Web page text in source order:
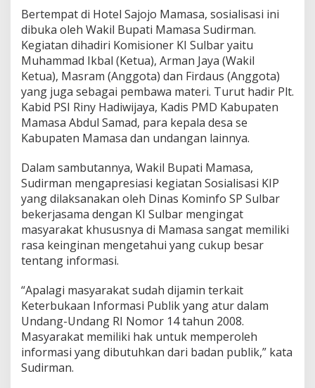
i
K
I
P
d
i
M
a
m
s
,
D
o
o
n
g
b
e
n
t
u
k
Bertempat di Hotel Sajojo Mamasa, sosialisasi ini
dibuka oleh Wakil Bupati Mamasa Sudirman.
Kegiatan dihadiri Komisioner KI Sulbar yaitu
Muhammad Ikbal (Ketua), Arman Jaya (Wakil
Ketua), Masram (Anggota) dan Firdaus (Anggota)
yang juga sebagai pembawa materi. Turut hadir Plt.
Kabid PSI Riny Hadiwijaya, Kadis PMD Kabupaten
Mamasa Abdul Samad, para kepala desa se
Kabupaten Mamasa dan undangan lainnya.
Dalam sambutannya, Wakil Bupati Mamasa,
Sudirman mengapresiasi kegiatan Sosialisasi KIP
yang dilaksanakan oleh Dinas Kominfo SP Sulbar
bekerjasama dengan KI Sulbar mengingat
masyarakat khususnya di Mamasa sangat memiliki
rasa keinginan mengetahui yang cukup besar
tentang informasi.
“Apalagi masyarakat sudah dijamin terkait
Keterbukaan Informasi Publik yang atur dalam
Undang-Undang RI Nomor 14 tahun 2008.
Masyarakat memiliki hak untuk memperoleh
informasi yang dibutuhkan dari badan publik,” kata
Sudirman.